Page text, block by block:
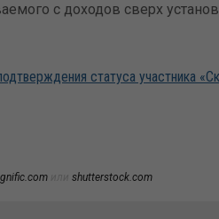
с доходов сверх
статуса участника
shutterstock.com